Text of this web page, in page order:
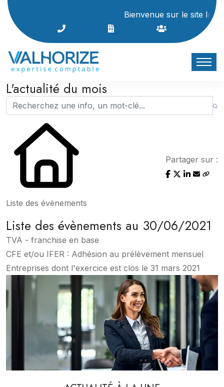
Bienvenue sur le site
L'actualité du mois
Liste des évènements
Partager sur :
Liste des évènements au 30/06/2021
TVA - franchise en base
CFE et/ou IFER : Adhésion au prélèvement mensuel
Entreprises dont l'exercice est clos le 31 mars 2021